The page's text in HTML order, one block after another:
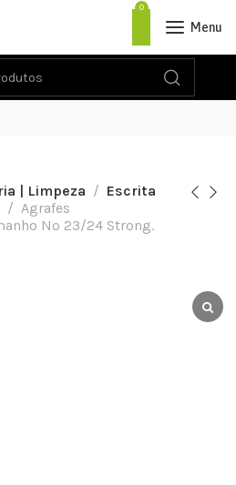
0
Menu
| Limpeza
Escrita
Agrafes
Nº 23/24 Strong.